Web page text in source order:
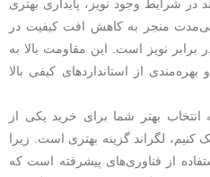
در شرایط وجود نویز، پایداری بهتری
را در شبکه فراهم آورد و در طولانی‎‌مدت منجر به کاهش افت کیفیت در
برابر نویز است. این مقاومت بالا به
از استانداردهای کیفی بالا
بهتر شما برای خرید یکی از
لگراند گزینه بهتری است. زیرا
از فناوری‌های پیشرفته است که